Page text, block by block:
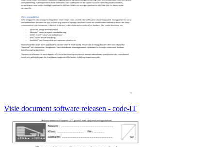
Visie document software releasen - code-IT